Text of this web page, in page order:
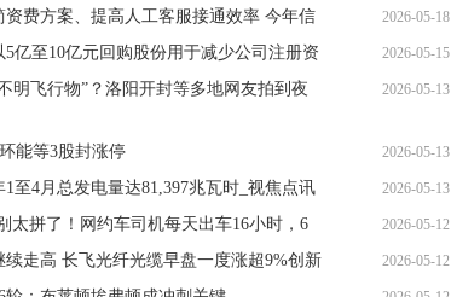
告
08:32:51
资费方案、提高人工客服接通效率 今年信
好这十件实事
2026-05-18
12:10:16
亿至10亿元回购股份用于减少公司注册资
2026-05-15
17:06:01
明飞行物”？洛阳开封等多地网友拍到夜
2026-05-13
能等3股封涨停 2026-05-13
10:23:30
1至4月总发电量达81,397兆瓦时_视焦点讯 2026-05-13
08:22:02
太拼了！网约车司机每天出车16小时，6
7天进了抢救室
2026-05-12
12:39:15
续走高 长飞光纤光缆早盘一度涨超9%创新
2026-05-12